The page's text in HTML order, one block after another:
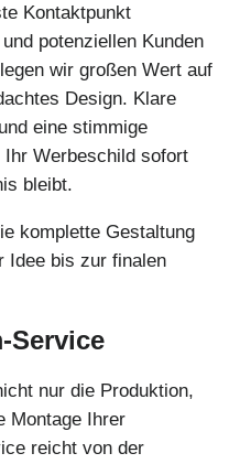
Kontaktpunkt
potenziellen Kunden
wir großen Wert auf
Design. Klare
eine stimmige
Werbeschild sofort
bleibt.
komplette Gestaltung
Idee bis zur finalen
Service
nur die Produktion,
Montage Ihrer
reicht von der